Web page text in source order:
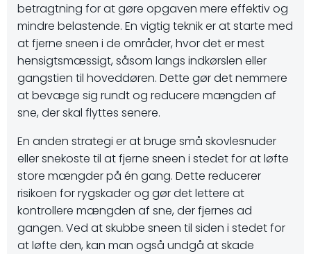
betragtning for at gøre opgaven mere effektiv og
mindre belastende. En vigtig teknik er at starte med
at fjerne sneen i de områder, hvor det er mest
hensigtsmæssigt, såsom langs indkørslen eller
gangstien til hoveddøren. Dette gør det nemmere
at bevæge sig rundt og reducere mængden af
sne, der skal flyttes senere.
En anden strategi er at bruge små skovlesnuder
eller snekoste til at fjerne sneen i stedet for at løfte
store mængder på én gang. Dette reducerer
risikoen for rygskader og gør det lettere at
kontrollere mængden af sne, der fjernes ad
gangen. Ved at skubbe sneen til siden i stedet for
at løfte den, kan man også undgå at skade